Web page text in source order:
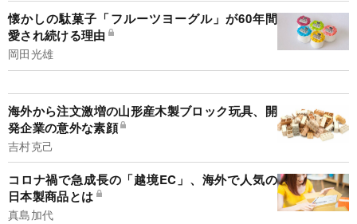
懐かしの駄菓子「フルーツヨーグル」が60年間
愛され続ける理由
岡田光雄
海外から注文激増の山形産木製ブロック玩具、開
発企業の意外な素顔
吉村克己
コロナ禍で急成長の「越境EC」、海外で人気の
日本製商品とは
真島加代